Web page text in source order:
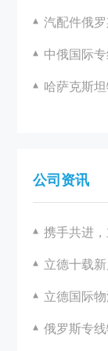
汽配件俄
中俄国际
哈萨克斯
公司资讯
携手共进
立德十载
立德国际物
俄罗斯专